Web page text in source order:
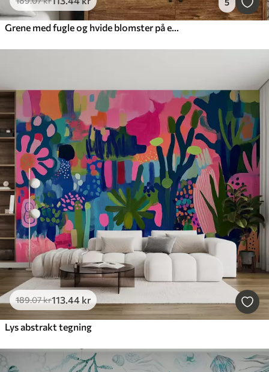
5
Grene med fugle og hvide blomster på en sart baggrund
189.07kr113.44 kr
Lys abstrakt tegning